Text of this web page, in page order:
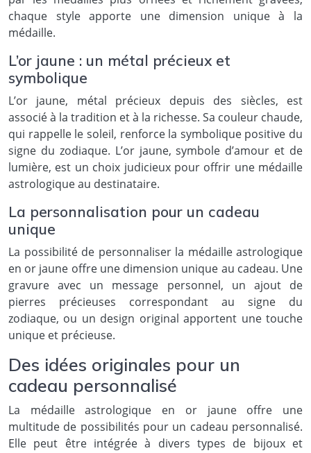
chaque style apporte une dimension unique à la
médaille.
L’or jaune : un métal précieux et
symbolique
L’or jaune, métal précieux depuis des siècles, est
associé à la tradition et à la richesse. Sa couleur chaude,
qui rappelle le soleil, renforce la symbolique positive du
signe du zodiaque. L’or jaune, symbole d’amour et de
lumière, est un choix judicieux pour offrir une médaille
astrologique au destinataire.
La personnalisation pour un cadeau
unique
La possibilité de personnaliser la médaille astrologique
en or jaune offre une dimension unique au cadeau. Une
gravure avec un message personnel, un ajout de
pierres précieuses correspondant au signe du
zodiaque, ou un design original apportent une touche
unique et précieuse.
Des idées originales pour un
cadeau personnalisé
La médaille astrologique en or jaune offre une
multitude de possibilités pour un cadeau personnalisé.
Elle peut être intégrée à divers types de bijoux et